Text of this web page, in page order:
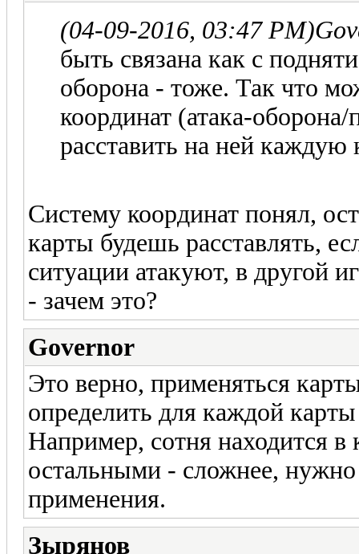
(04-09-2016, 03:47 PM)
быть связана как с
оборона - тоже. Так что
координат (атака-
расставить на ней каждую
Систему координат понял,
карты будешь расставлять,
ситуации атакуют, в другой
- зачем это?
Governor
Это верно, применяться
определить для каждой
Например, сотня находится
остальными - сложнее,
применения.
Зырянов